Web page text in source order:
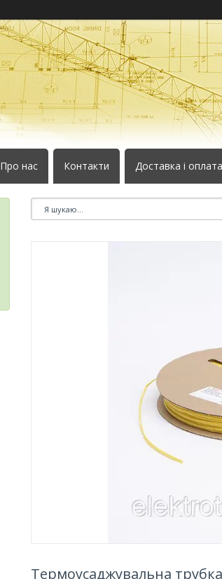
Про нас Контакти Доставка і оплата
Термоусаджувальна